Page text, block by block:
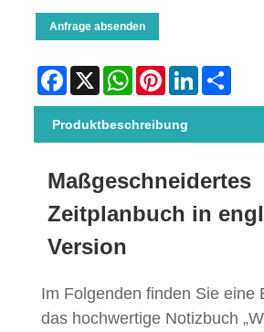
Anfrage absenden
Facebook
X WhatsAppPinterestLinkedIn
Produktbeschreibung
Maßgeschneidertes
Zeitplanbuch in
Version
Im Folgenden finden Sie eine
das hochwertige Notizbuch